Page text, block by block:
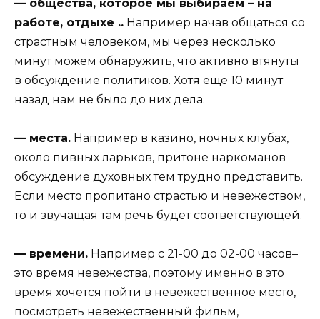
— общества, которое мы выбираем – на
работе, отдыхе .. Например начав общаться со
страстным человеком, мы через несколько
минут можем обнаружить, что активно втянуты
в обсуждение политиков. Хотя еще 10 минут
назад нам не было до них дела.
— места. Например в казино, ночных клубах,
около пивных ларьков, притоне наркоманов
обсуждение духовных тем трудно представить.
Если место пропитано страстью и невежеством,
то и звучащая там речь будет соответствующей.
— времени. Например с 21-00 до 02-00 часов–
это время невежества, поэтому именно в это
время хочется пойти в невежественное место,
посмотреть невежественный фильм,